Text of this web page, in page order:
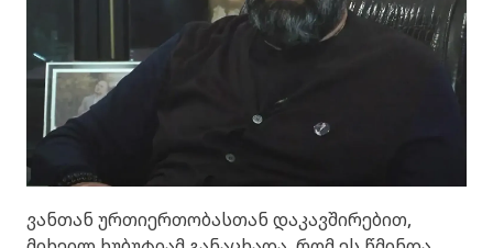
ვანთან ურთიერთობასთან დაკავშირებით,